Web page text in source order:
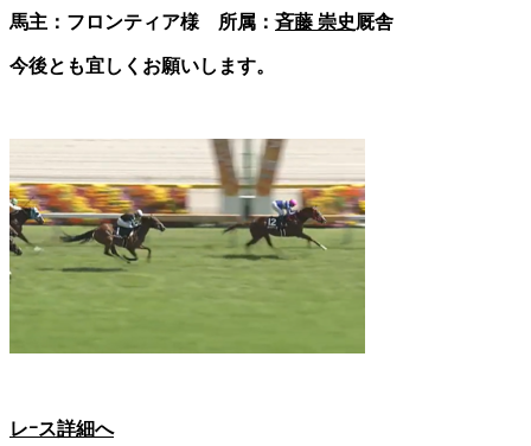
馬主：フロンティア様 所属：斉藤 崇史厩舎
今後とも宜しくお願いします。
レｰス詳細へ